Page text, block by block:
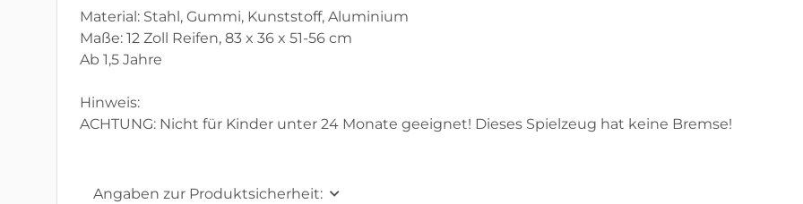
Material: Stahl, Gummi, Kunststoff, Aluminium
Maße: 12 Zoll Reifen, 83 x 36 x 51-56 cm
Ab 1,5 Jahre
Hinweis:
ACHTUNG: Nicht für Kinder unter 24 Monate geeignet! Dieses Spielzeug hat keine Bremse!
Angaben zur Produktsicherheit: